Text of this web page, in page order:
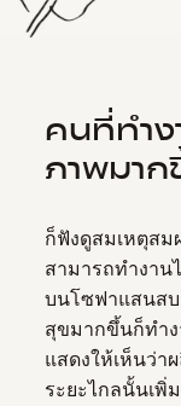
คนที่ทำง
ภาพมาก
ก็ฟังดูสมเหตุส
สามารถทำงาน
บนโซฟาแสนส
สุขมากขึ้นก็ทำ
แสดงให้เห็นว่า
ระยะไกลนั้นเ